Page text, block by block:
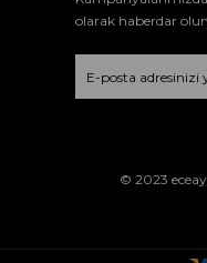
olarak haberdar
© 2023